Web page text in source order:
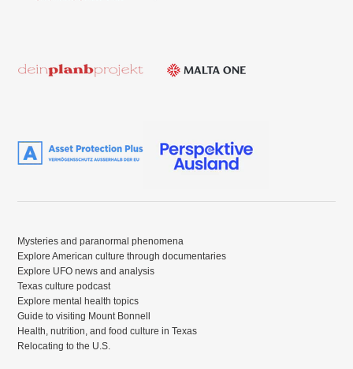
Mysteries and paranormal phenomena
Explore American culture through documentaries
Explore UFO news and analysis
Texas culture podcast
Explore mental health topics
Guide to visiting Mount Bonnell
Health, nutrition, and food culture in Texas
Relocating to the U.S.